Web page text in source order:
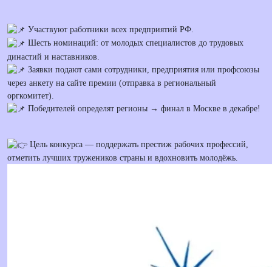
Участвуют работники всех предприятий РФ.
Шесть номинаций: от молодых специалистов до трудовых
династий и наставников.
Заявки подают сами сотрудники, предприятия или профсоюзы
через анкету на сайте премии (отправка в региональный
оргкомитет).
Победителей определят регионы → финал в Москве в декабре!
Цель конкурса — поддержать престиж рабочих профессий,
отметить лучших тружеников страны и вдохновить молодёжь.